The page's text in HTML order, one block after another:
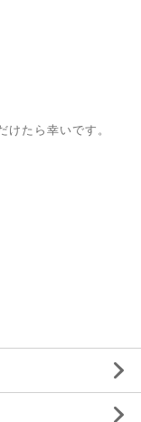
けたら幸いです。